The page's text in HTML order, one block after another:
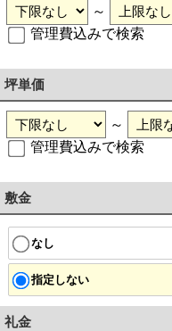
～
管理費込みで検索
坪単価
～
管理費込みで検索
敷金
なし
指定しない
礼金